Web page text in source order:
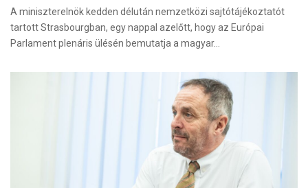
A miniszterelnök kedden délután nemzetközi sajtótájékoztatót
tartott Strasbourgban, egy nappal azelőtt, hogy az Európai
Parlament plenáris ülésén bemutatja a magyar…